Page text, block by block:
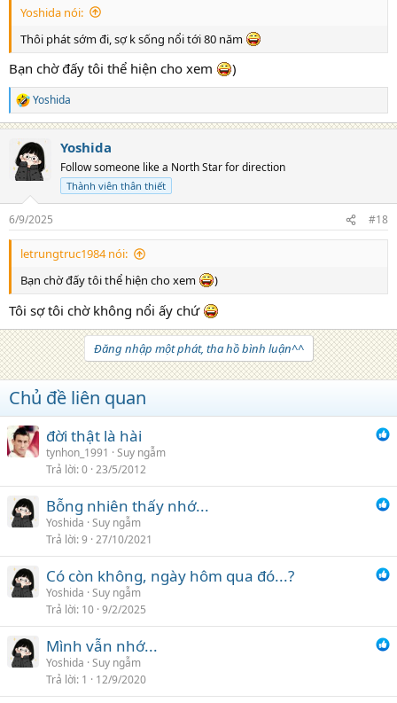
Yoshida nói:
Thôi phát sớm đi, sợ k sống nổi tới 80 năm
Bạn chờ đấy tôi thể hiện cho xem )
R
e
c
t
i
n
s
:
Yoshida
Yoshida
Follow someone like a North Star for direction
Thành viên thân thiết
6/9/2025 #18
letrungtruc1984 nói:
Bạn chờ đấy tôi thể hiện cho xem
)
Tôi sợ tôi chờ không nổi ấy chứ
Đăng nhập một phát, tha hồ bình luận^^
Chủ đề liên quan
đời thật là hài
tynhon_1991
Suy ngẫm
Trả lời 0 23/5/2012
Bỗng nhiên thấy nhớ...
Yoshida Suy ngẫm
Trả lời 9 27/10/2021
Có còn không, ngày hôm qua đó...?
Yoshida Suy ngẫm
Trả lời 10 9/2/2025
Mình vẫn nhớ...
Yoshida Suy ngẫm
Trả lời 1 12/9/2020